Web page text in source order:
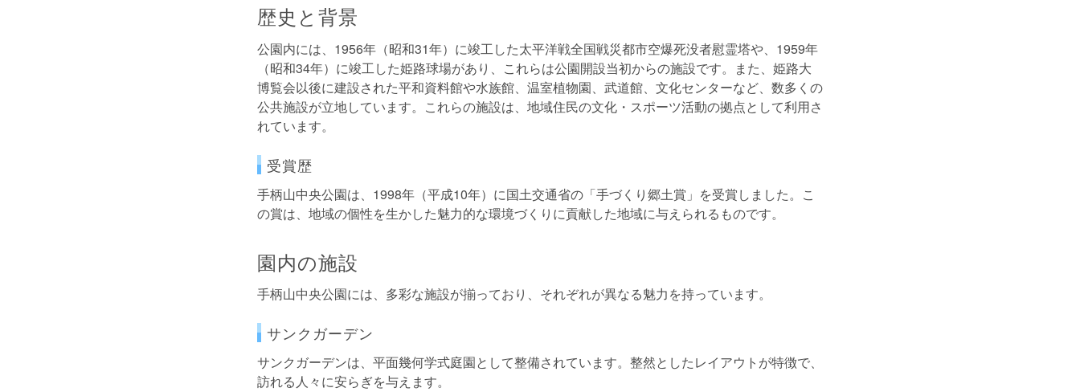
歴史と背景
公園内には、1956年（昭和31年）に竣工した太平洋戦全国戦災都市空爆死没者慰霊塔や、1959年
（昭和34年）に竣工した姫路球場があり、これらは公園開設当初からの施設です。また、姫路大
博覧会以後に建設された平和資料館や水族館、温室植物園、武道館、文化センターなど、数多くの
公共施設が立地しています。これらの施設は、地域住民の文化・スポーツ活動の拠点として利用さ
れています。
受賞歴
手柄山中央公園は、1998年（平成10年）に国土交通省の「手づくり郷土賞」を受賞しました。こ
の賞は、地域の個性を生かした魅力的な環境づくりに貢献した地域に与えられるものです。
園内の施設
手柄山中央公園には、多彩な施設が揃っており、それぞれが異なる魅力を持っています。
サンクガーデン
サンクガーデンは、平面幾何学式庭園として整備されています。整然としたレイアウトが特徴で、
訪れる人々に安らぎを与えます。